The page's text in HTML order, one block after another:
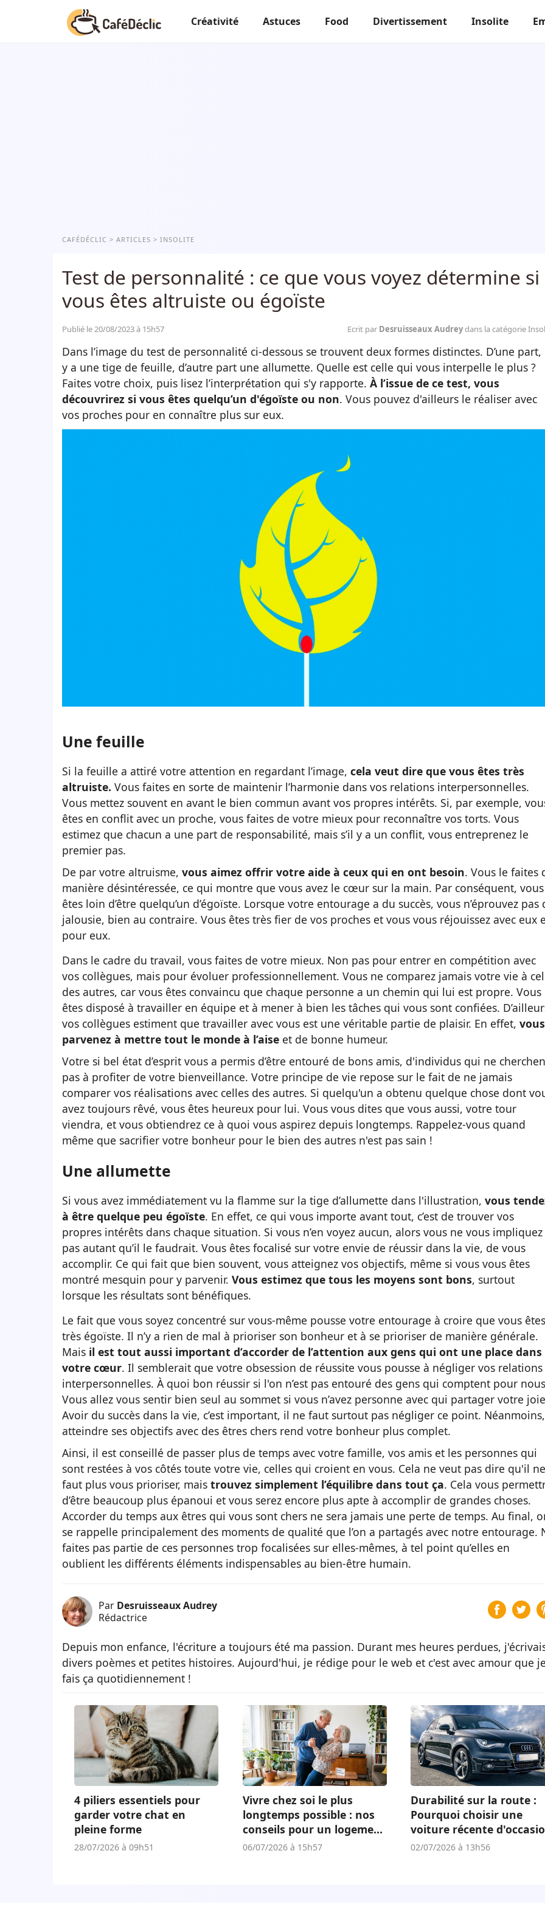
Créativité Astuces Food Divertissement Insolite
CAFÉDÉCLIC ARTICLES INSOLITE
Test de personnalité : ce que vous voyez détermine si
vous êtes altruiste ou égoïste
Publié le 20/08/2023 à 15h57 Ecrit par Desruisseaux Audreydans la catégorie
Dans l’image du test de personnalité ci-dessous se trouvent deux formes distinctes. D’une part,
y a une tige de feuille, d’autre part une allumette. Quelle est celle qui vous interpelle le plus ?
Faites votre choix, puis lisez l’interprétation qui s'y rapporte. À l’issue de ce test, vous
découvrirez si vous êtes quelqu’un d'égoïste ou non. Vous pouvez d'ailleurs le réaliser avec
vos proches pour en connaître plus sur eux.
Une feuille
Si la feuille a attiré votre attention en regardant l’image, cela veut dire que vous êtes très
altruiste. Vous faites en sorte de maintenir l’harmonie dans vos relations interpersonnelles.
Vous mettez souvent en avant le bien commun avant vos propres intérêts. Si, par exemple,
êtes en conflit avec un proche, vous faites de votre mieux pour reconnaître vos torts. Vous
estimez que chacun a une part de responsabilité, mais s’il y a un conflit, vous entreprenez le
premier pas.
De par votre altruisme, vous aimez offrir votre aide à ceux qui en ont besoin. Vous le faites
manière désintéressée, ce qui montre que vous avez le cœur sur la main. Par conséquent, vous
êtes loin d’être quelqu’un d’égoïste. Lorsque votre entourage a du succès, vous n’éprouvez pas
jalousie, bien au contraire. Vous êtes très fier de vos proches et vous vous réjouissez avec eux
pour eux.
Dans le cadre du travail, vous faites de votre mieux. Non pas pour entrer en compétition avec
vos collègues, mais pour évoluer professionnellement. Vous ne comparez jamais votre vie à
des autres, car vous êtes convaincu que chaque personne a un chemin qui lui est propre. Vous
êtes disposé à travailler en équipe et à mener à bien les tâches qui vous sont confiées.
vos collègues estiment que travailler avec vous est une véritable partie de plaisir. En effet, vous
parvenez à mettre tout le monde à l’aise et de bonne humeur.
Votre si bel état d’esprit vous a permis d’être entouré de bons amis, d'individus qui ne
pas à profiter de votre bienveillance. Votre principe de vie repose sur le fait de ne jamais
comparer vos réalisations avec celles des autres. Si quelqu'un a obtenu quelque chose dont
avez toujours rêvé, vous êtes heureux pour lui. Vous vous dites que vous aussi, votre tour
viendra, et vous obtiendrez ce à quoi vous aspirez depuis longtemps. Rappelez-vous quand
même que sacrifier votre bonheur pour le bien des autres n'est pas sain !
Une allumette
Si vous avez immédiatement vu la flamme sur la tige d’allumette dans l'illustration, vous
à être quelque peu égoïste. En effet, ce qui vous importe avant tout, c’est de trouver vos
propres intérêts dans chaque situation. Si vous n’en voyez aucun, alors vous ne vous impliquez
pas autant qu’il le faudrait. Vous êtes focalisé sur votre envie de réussir dans la vie, de vous
accomplir. Ce qui fait que bien souvent, vous atteignez vos objectifs, même si vous vous êtes
montré mesquin pour y parvenir. Vous estimez que tous les moyens sont bons, surtout
lorsque les résultats sont bénéfiques.
Le fait que vous soyez concentré sur vous-même pousse votre entourage à croire que vous êtes
très égoïste. Il n’y a rien de mal à prioriser son bonheur et à se prioriser de manière générale.
Mais il est tout aussi important d’accorder de l’attention aux gens qui ont une place dans
votre cœur. Il semblerait que votre obsession de réussite vous pousse à négliger vos relations
interpersonnelles. À quoi bon réussir si l'on n’est pas entouré des gens qui comptent pour
Vous allez vous sentir bien seul au sommet si vous n’avez personne avec qui partager votre
Avoir du succès dans la vie, c’est important, il ne faut surtout pas négliger ce point. Néanmoins,
atteindre ses objectifs avec des êtres chers rend votre bonheur plus complet.
Ainsi, il est conseillé de passer plus de temps avec votre famille, vos amis et les personnes qui
sont restées à vos côtés toute votre vie, celles qui croient en vous. Cela ne veut pas dire qu'il ne
faut plus vous prioriser, mais trouvez simplement l’équilibre dans tout ça. Cela vous
d’être beaucoup plus épanoui et vous serez encore plus apte à accomplir de grandes choses.
Accorder du temps aux êtres qui vous sont chers ne sera jamais une perte de temps. Au final,
se rappelle principalement des moments de qualité que l’on a partagés avec notre entourage.
faites pas partie de ces personnes trop focalisées sur elles-mêmes, à tel point qu’elles en
oublient les différents éléments indispensables au bien-être humain.
Par Desruisseaux Audrey
Rédactrice
Depuis mon enfance, l'écriture a toujours été ma passion. Durant mes heures perdues,
divers poèmes et petites histoires. Aujourd'hui, je rédige pour le web et c'est avec amour que je
fais ça quotidiennement !
4 piliers essentiels pour
garder votre chat en
pleine forme
28/07/2026 à 09h51
Vivre chez soi le plus
longtemps possible : nos
conseils pour un logement
adapté
06/07/2026 à 15h57
Durabilité sur la route :
Pourquoi choisir une
voiture récente
est un atout écologique et
02/07/2026 à 13h56